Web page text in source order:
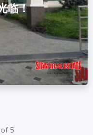
临！
5